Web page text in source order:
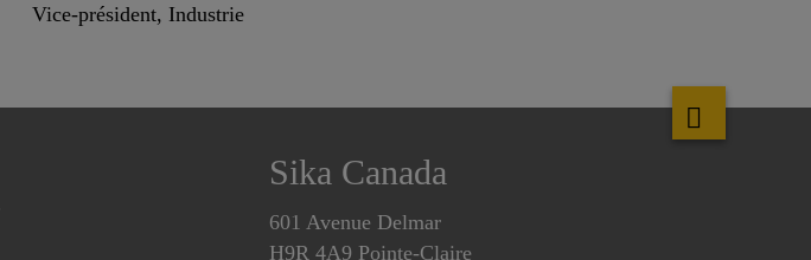
Vice-président, Industrie
Sika Canada
601 Avenue Delmar
H9R 4A9 Pointe-Claire